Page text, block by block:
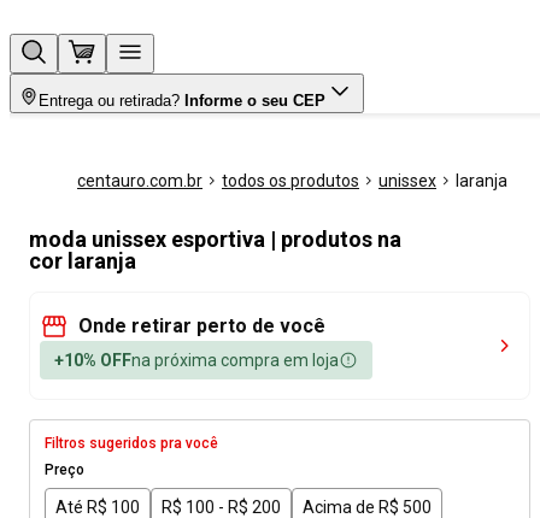
Entrega ou retirada? Informe o seu CEP
centauro.com.br todos os produtos unissex laranja
moda unissex esportiva | produtos na
cor laranja
Onde retirar perto de você
+10% OFFna próxima compra em loja
Filtros sugeridos pra você
Preço
Até R$ 100 R$ 100 - R$ 200 Acima de R$ 500